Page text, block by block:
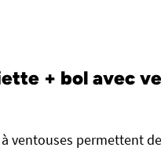
+ bol avec
ventouses permettent